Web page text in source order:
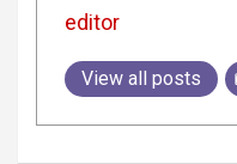
editor
View all posts